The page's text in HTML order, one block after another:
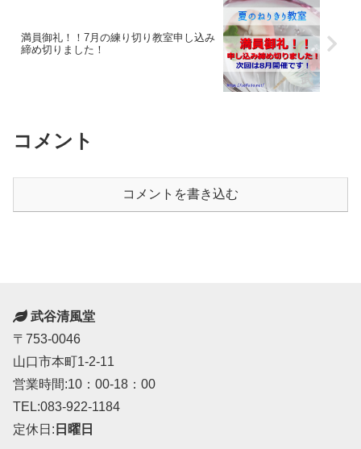
満員御礼！！7月の練り切り教室申し込み
締め切りました！
コメント
コメントを書き込む
武谷清風堂
〒753-0046
山口市本町1-2-11
営業時間:10：00-18：00
TEL:083-922-1184
定休日: 日曜日